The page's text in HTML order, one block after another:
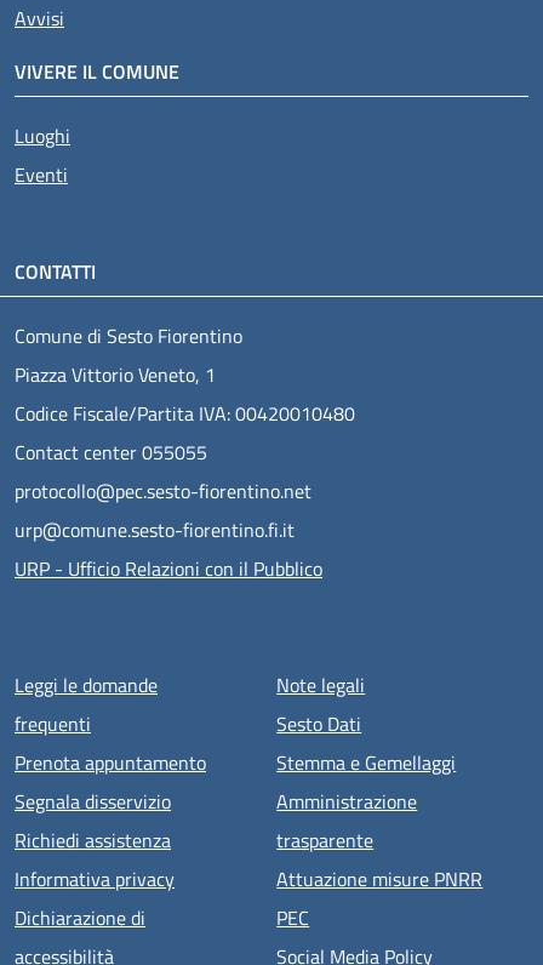
Avvisi
VIVERE IL COMUNE
Luoghi
Eventi
CONTATTI
Comune di Sesto Fiorentino
Piazza Vittorio Veneto, 1
Codice Fiscale/Partita IVA: 00420010480
Contact center 055055
protocollo@pec.sesto-fiorentino.net
urp@comune.sesto-fiorentino.fi.it
URP - Ufficio Relazioni con il Pubblico
Menu piè di pagina
Leggi le domande
frequenti
Prenota appuntamento
Segnala disservizio
Richiedi assistenza
Informativa privacy
Dichiarazione di
accessibilità
Note legali
Sesto Dati
Stemma e Gemellaggi
Amministrazione
trasparente
Attuazione misure PNRR
PEC
Social Media Policy